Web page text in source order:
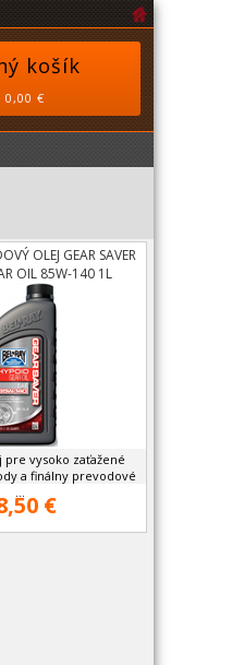
košík
0,00 €
OLEJ GEAR SAVER
OIL 85W-140 1L
vysoko zaťažené
a finálny prevodové
...
€